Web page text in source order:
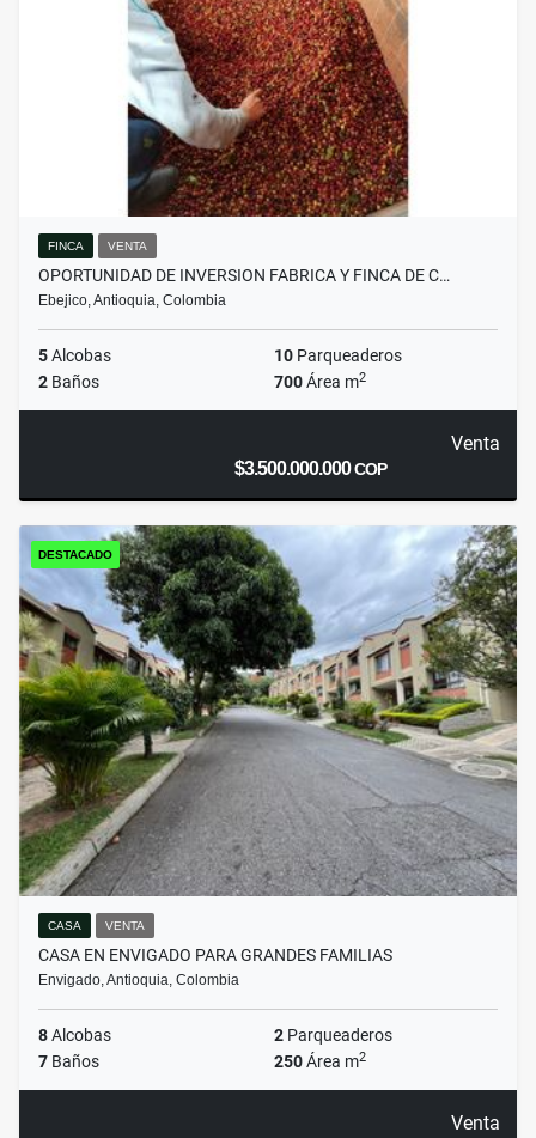
FINCA VENTA
OPORTUNIDAD DE INVERSION FABRICA Y FINCA DE C…
Ebejico, Antioquia, Colombia
5Alcobas 10 Parqueaderos
2 Baños 700Área m2
Venta
$3.500.000.000COP
DESTACADO
CASA VENTA
CASA EN ENVIGADO PARA GRANDES FAMILIAS
Envigado, Antioquia, Colombia
8Alcobas 2 Parqueaderos
7 Baños 250Área m2
Venta